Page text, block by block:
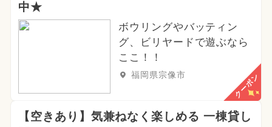
中★
ボウリングやバッティン
グ、ビリヤードで遊ぶなら
ここ！！
福岡県宗像市 クーポン
【空きあり】気兼ねなく楽しめる 一棟貸し